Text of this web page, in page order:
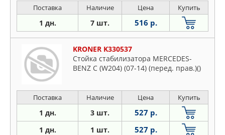
Поставка Наличие Цена Купить
1 дн. 7 шт. 516 р.
KRONER K330537
Стойка стабилизатора MERCEDES-
BENZ C (W204) (07-14) (перед. прав.)()
Поставка Наличие Цена Купить
1 дн. 3 шт. 527 р.
1 дн. 1 шт. 527 р.